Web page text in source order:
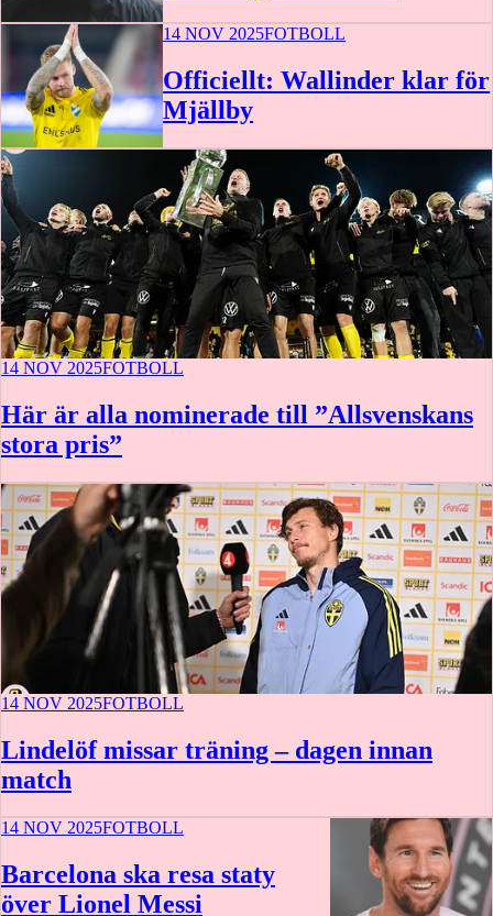
14 NOV 2025FOTBOLL
Officiellt: Wallinder klar för
Mjällby
14 NOV 2025FOTBOLL
Här är alla nominerade till ”Allsvenskans
stora pris”
14 NOV 2025FOTBOLL
Lindelöf missar träning – dagen innan
match
14 NOV 2025FOTBOLL
Barcelona ska resa staty
över Lionel Messi